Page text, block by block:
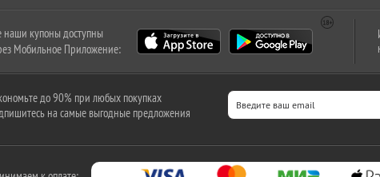
наши купоны доступны
Мобильное Приложение:
до 90% при любых покупках
на самые выгодные предложения